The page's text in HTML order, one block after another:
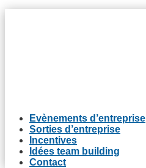
Evènements d’entreprise
Sorties d’entreprise
Incentives
Idées team building
Contact